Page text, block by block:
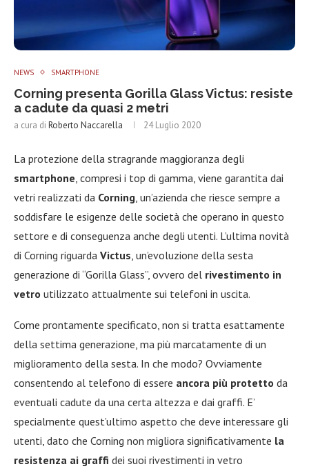
NEWS SMARTPHONE
Corning presenta Gorilla Glass Victus: resiste
a cadute da quasi 2 metri
a cura di Roberto Naccarella 24 Luglio 2020
La protezione della stragrande maggioranza degli
smartphone , compresi i top di gamma, viene garantita dai
vetri realizzati da Corning , un’azienda che riesce sempre a
soddisfare le esigenze delle società che operano in questo
settore e di conseguenza anche degli utenti. L’ultima novità
di Corning riguarda Victus , un’evoluzione della sesta
generazione di “Gorilla Glass”, ovvero del rivestimento in
vetro utilizzato attualmente sui telefoni in uscita.
Come prontamente specificato, non si tratta esattamente
della settima generazione, ma più marcatamente di un
miglioramento della sesta. In che modo? Ovviamente
consentendo al telefono di essere ancora più protetto da
eventuali cadute da una certa altezza e dai graffi. E’
specialmente quest’ultimo aspetto che deve interessare gli
utenti, dato che Corning non migliora significativamente la
resistenza ai graffi dei suoi rivestimenti in vetro